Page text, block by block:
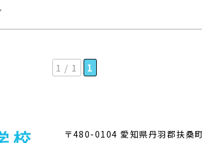
1 / 1 1
〒480-0104 愛知県丹羽郡扶桑